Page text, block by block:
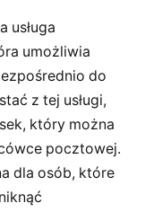
usługa
umożliwia
do
z tej usługi,
który można
pocztowej.
dla osób, które